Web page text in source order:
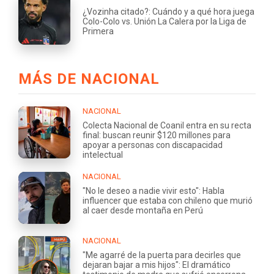
¿Vozinha citado?: Cuándo y a qué hora juega
Colo-Colo vs. Unión La Calera por la Liga de
Primera
MÁS DE NACIONAL
NACIONAL
Colecta Nacional de Coanil entra en su recta
final: buscan reunir $120 millones para
apoyar a personas con discapacidad
intelectual
NACIONAL
"No le deseo a nadie vivir esto": Habla
influencer que estaba con chileno que murió
al caer desde montaña en Perú
NACIONAL
"Me agarré de la puerta para decirles que
dejaran bajar a mis hijos": El dramático